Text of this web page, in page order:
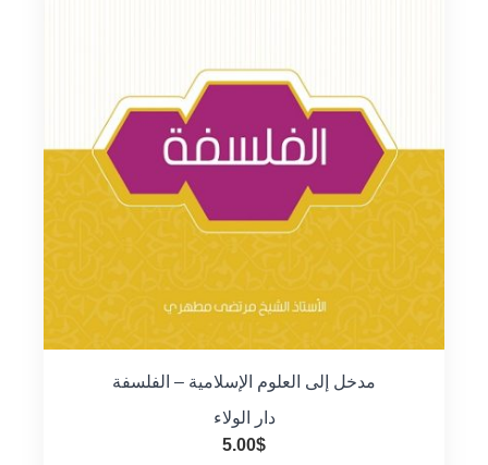
مدخل إلى العلوم الإسلامية – الفلسفة
دار الولاء
5.00$